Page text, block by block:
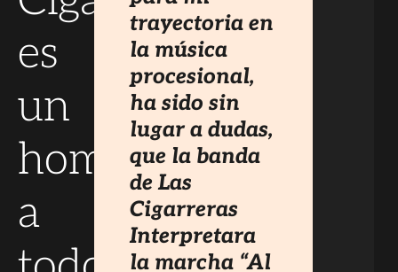
es
un
homenaje
a
trayectoria en
la música
procesional,
ha sido sin
lugar a dudas,
que la banda
de Las
Cigarreras
Interpretara
la marcha “Al